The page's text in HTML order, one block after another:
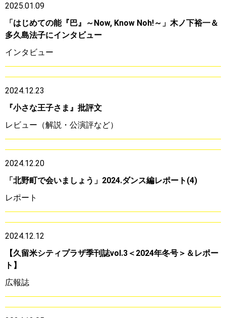
2025.01.09
「はじめての能『巴』～Now, Know Noh!～」木ノ下裕一＆
多久島法子にインタビュー
インタビュー
2024.12.23
『小さな王子さま』批評文
レビュー（解説・公演評など）
2024.12.20
「北野町で会いましょう」2024.ダンス編レポート(4)
レポート
2024.12.12
【久留米シティプラザ季刊誌vol.3＜2024年冬号＞＆レポー
ト】
広報誌